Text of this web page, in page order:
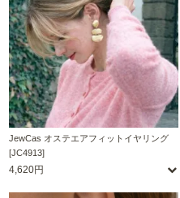
JewCas オステエアフィットイヤリング
[JC4913]
4,620円